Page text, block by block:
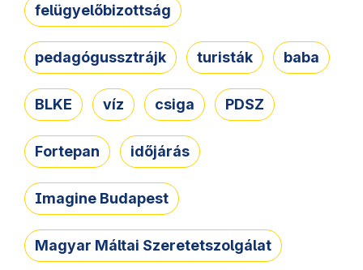
felügyelőbizottság
pedagógussztrájk turisták baba
BLKE víz csiga PDSZ
Fortepan időjárás
Imagine Budapest
Magyar Máltai Szeretetszolgálat